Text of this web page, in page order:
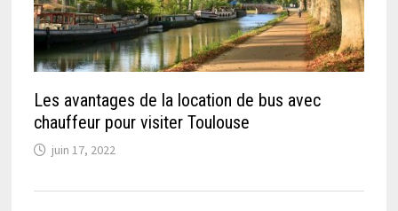
Les avantages de la location de bus avec
chauffeur pour visiter Toulouse
juin 17, 2022